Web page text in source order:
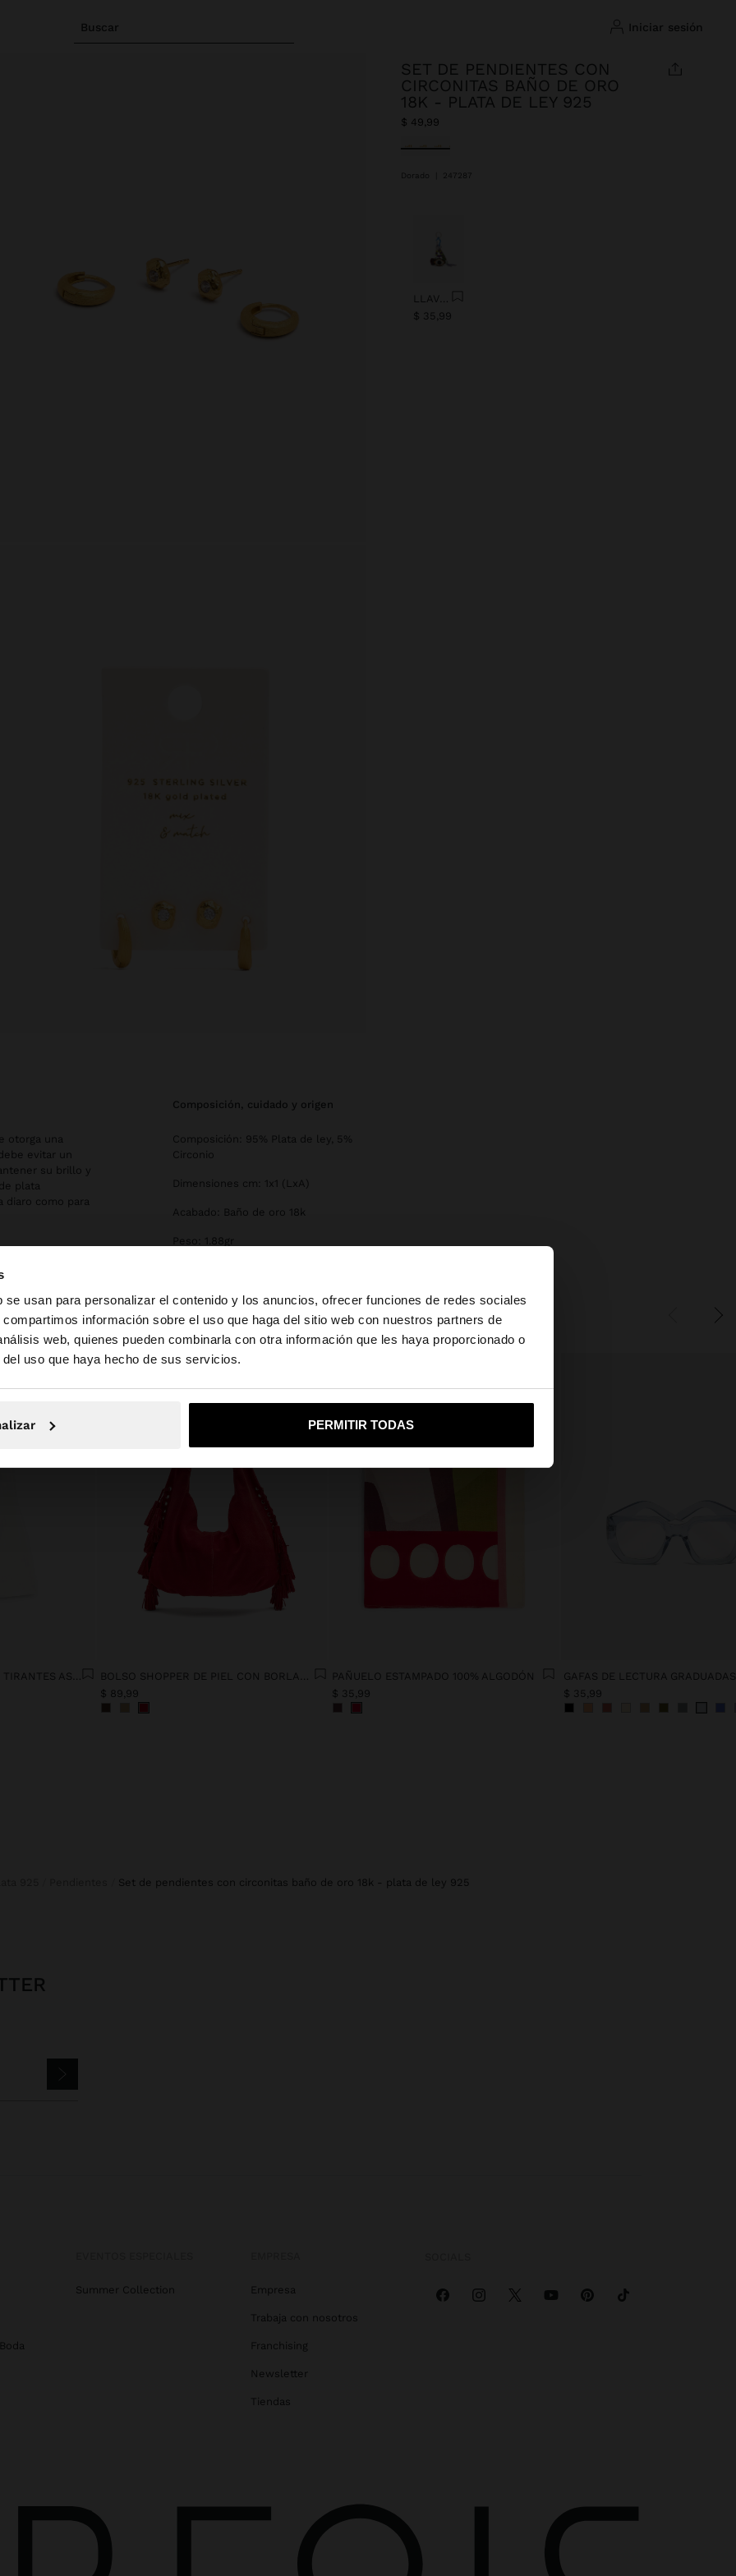
usan para personalizar el contenido y los anuncios, ofrecer funciones de redes sociales
información sobre el uso que haga del sitio web con nuestros partners de
web, quienes pueden combinarla con otra información que les haya proporcionado o
uso que haya hecho de sus servicios.
PERMITIR TODAS
Buscar iniciar sesión
×
web de Ecuador. ¿Quieres ir a la web de United States?
No, continuar en la web de Ecuador Sí, llévame a United States
SET DE PENDIENTES CON
CIRCONITAS BAÑO DE ORO
18K - PLATA DE LEY 925
$ 49,99
Seleccionado
Dorado 247287
$ 35,99
otorga una
evitar un
su brillo y
plata
diaro como para
composición, cuidado y origen
Composición: 95% Plata de ley, 5%
Circonio
Dimensiones cm: 1x1 (LxA)
Acabado: Baño de oro 18k
Peso: 1.88gr
$ 89,99
PAÑUELO ESTAMPADO 100% ALGODÓN
$ 35,99
GAFAS DE LECTURA
$ 35,99
set de pendientes con circonitas baño de oro 18k - plata de ley 925
Summer Collection Empresa
Trabaja con nosotros
Franchising
Newsletter
Tiendas